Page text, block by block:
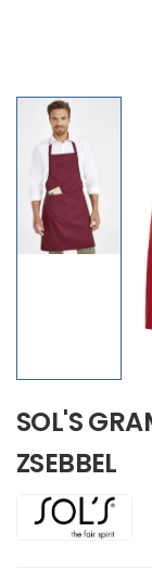
SOL'S
ZSEBBEL